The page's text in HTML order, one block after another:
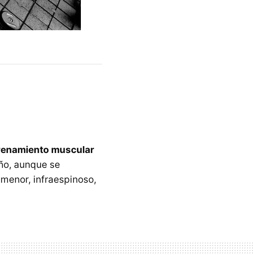
muscular
aunque se
infraespinoso,